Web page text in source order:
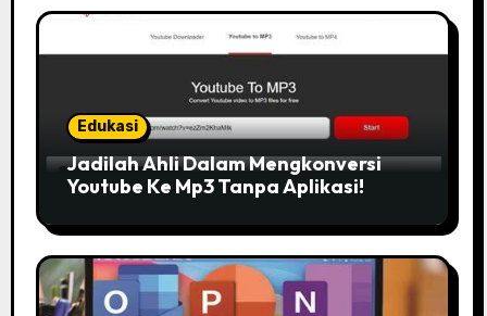
Edukasi
Jadilah Ahli Dalam Mengkonversi
Youtube Ke Mp3 Tanpa Aplikasi!